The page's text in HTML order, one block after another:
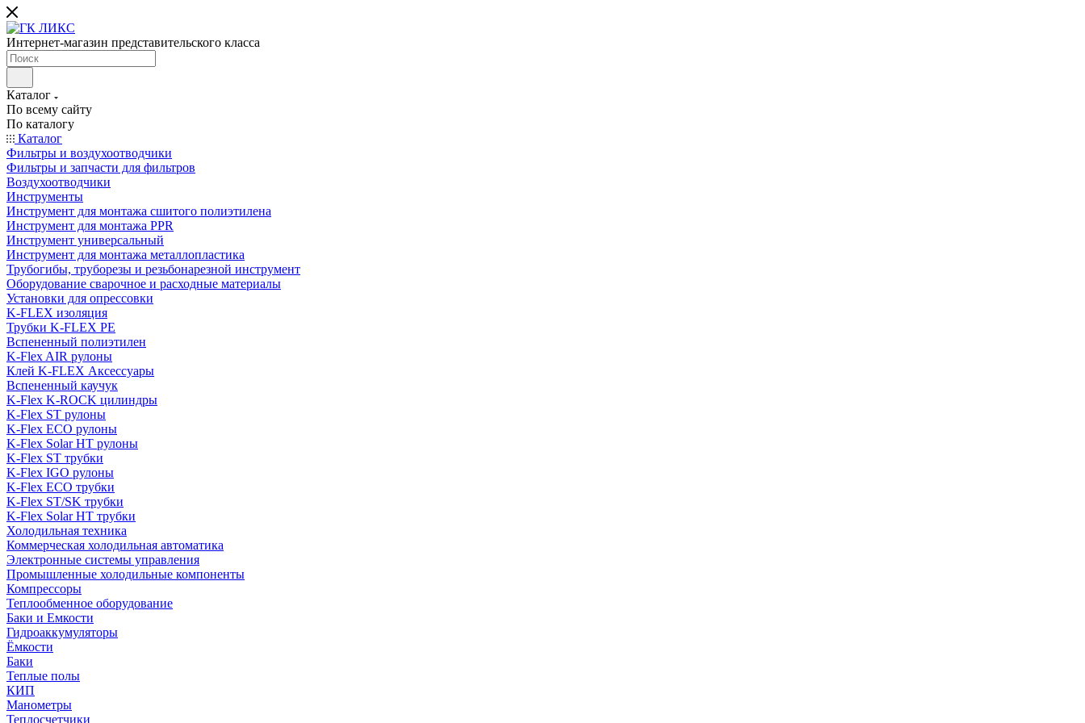
Интернет-магазин представительского класса
Каталог
По всему сайту
По каталогу
Каталог
Фильтры и воздухоотводчики
Фильтры и запчасти для фильтров
Воздухоотводчики
Инструменты
Инструмент для монтажа сшитого полиэтилена
Инструмент для монтажа PPR
Инструмент универсальный
Инструмент для монтажа металлопластика
Трубогибы, труборезы и резьбонарезной инструмент
Оборудование сварочное и расходные материалы
Установки для опрессовки
K-FLEX изоляция
Трубки K-FLEX PE
Вспененный полиэтилен
K-Flex AIR рулоны
Клей K-FLEX Аксессуары
Вспененный каучук
K-Flex K-ROCK цилиндры
K-Flex ST рулоны
K-Flex ECO рулоны
K-Flex Solar HT рулоны
K-Flex ST трубки
K-Flex IGO рулоны
K-Flex ECO трубки
K-Flex ST/SK трубки
K-Flex Solar HT трубки
Холодильная техника
Коммерческая холодильная автоматика
Электронные системы управления
Промышленные холодильные компоненты
Компрессоры
Теплообменное оборудование
Баки и Емкости
Гидроаккумуляторы
Ёмкости
Баки
Теплые полы
КИП
Манометры
Теплосчетчики